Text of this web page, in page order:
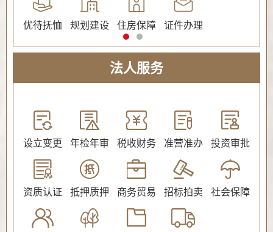
优待抚恤 规划建设 住房保障 证件办理
法人服务
设立变更 年检年审 税收财务 准营准办 投资审批
资质认证 抵押质押 商务贸易 招标拍卖 社会保障